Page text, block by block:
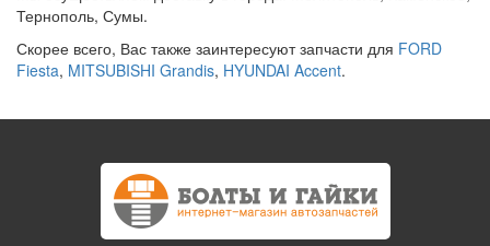
Тернополь, Сумы.
Скорее всего, Вас также заинтересуют запчасти для FORD
Fiesta, MITSUBISHI Grandis, HYUNDAI Accent.